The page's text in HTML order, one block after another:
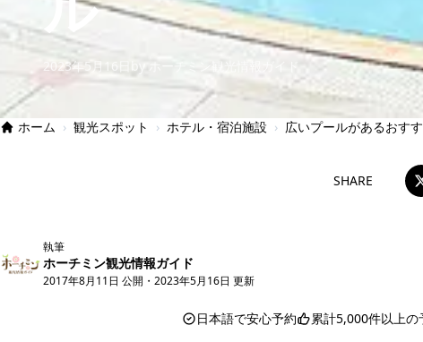
2023年5月16日 by ホーチミン観光情報ガイド
ホーム › 観光スポット › ホテル・宿泊施設 › 広いプールがあるおす
SHARE
執筆
ホーチミン観光情報ガイド
2017年8月11日 公開 ・ 2023年5月16日 更新
日本語で安心予約 累計5,000件以上の